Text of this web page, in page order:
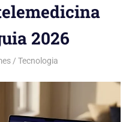
2026
Tecnologia